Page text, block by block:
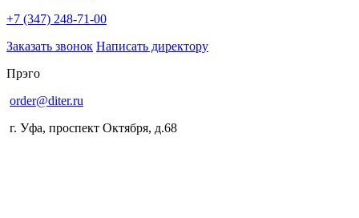
+7 (347) 248-71-00
Заказать звонок Написать директору
Прэго
order@diter.ru
г. Уфа, проспект Октября, д.68